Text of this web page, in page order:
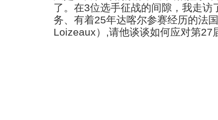
了。在3位选手征战的间隙，我走访
务、有着25年达喀尔参赛经历的法
Loizeaux）,请他谈谈如何应对第27